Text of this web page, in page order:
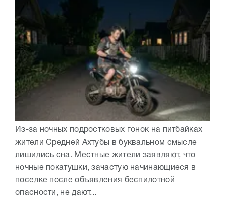
Из-за ночных подростковых гонок на питбайках
жители Средней Ахтубы в буквальном смысле
лишились сна. Местные жители заявляют, что
ночные покатушки, зачастую начинающиеся в
поселке после объявления беспилотной
опасности, не дают...